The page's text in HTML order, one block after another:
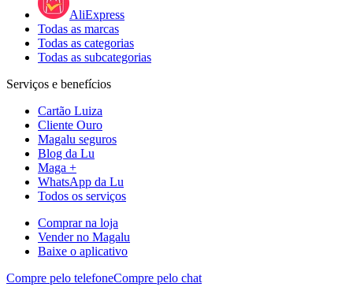
AliExpress
Todas as marcas
Todas as categorias
Todas as subcategorias
Serviços e benefícios
Cartão Luiza
Cliente Ouro
Magalu seguros
Blog da Lu
Maga +
WhatsApp da Lu
Todos os serviços
Comprar na loja
Vender no Magalu
Baixe o aplicativo
Compre pelo telefoneCompre pelo chat